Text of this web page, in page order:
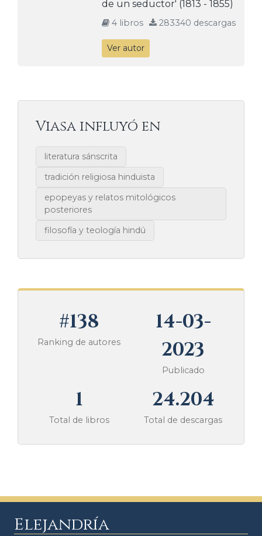
de un seductor' (1813 - 1855)
4 libros 283340 descargas
Ver autor
Viasa influyó en
literatura sánscrita
tradición religiosa hinduista
epopeyas y relatos mitológicos
posteriores
filosofía y teología hindú
#138
Ranking de autores
14-03-
2023
Publicado
1
Total de libros
24.204
Total de descargas
Elejandría